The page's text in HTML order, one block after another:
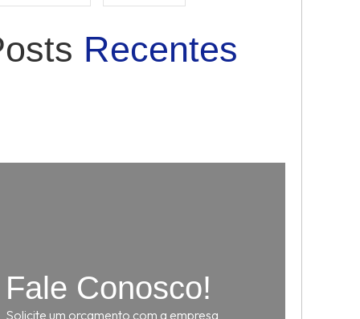
Recentes
Fale Conosco!
Solicite um orçamento com a empresa